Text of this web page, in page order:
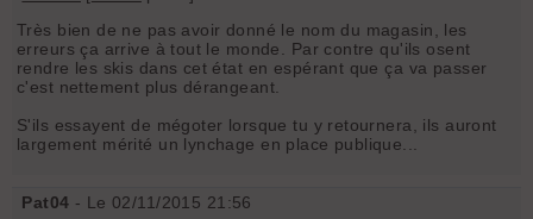
Très bien de ne pas avoir donné le nom du magasin, les
erreurs ça arrive à tout le monde. Par contre qu'ils osent
rendre les skis dans cet état en espérant que ça va passer
c'est nettement plus dérangeant.
S'ils essayent de mégoter lorsque tu y retournera, ils auront
largement mérité un lynchage en place publique...
Pat04 - Le 02/11/2015 21:56